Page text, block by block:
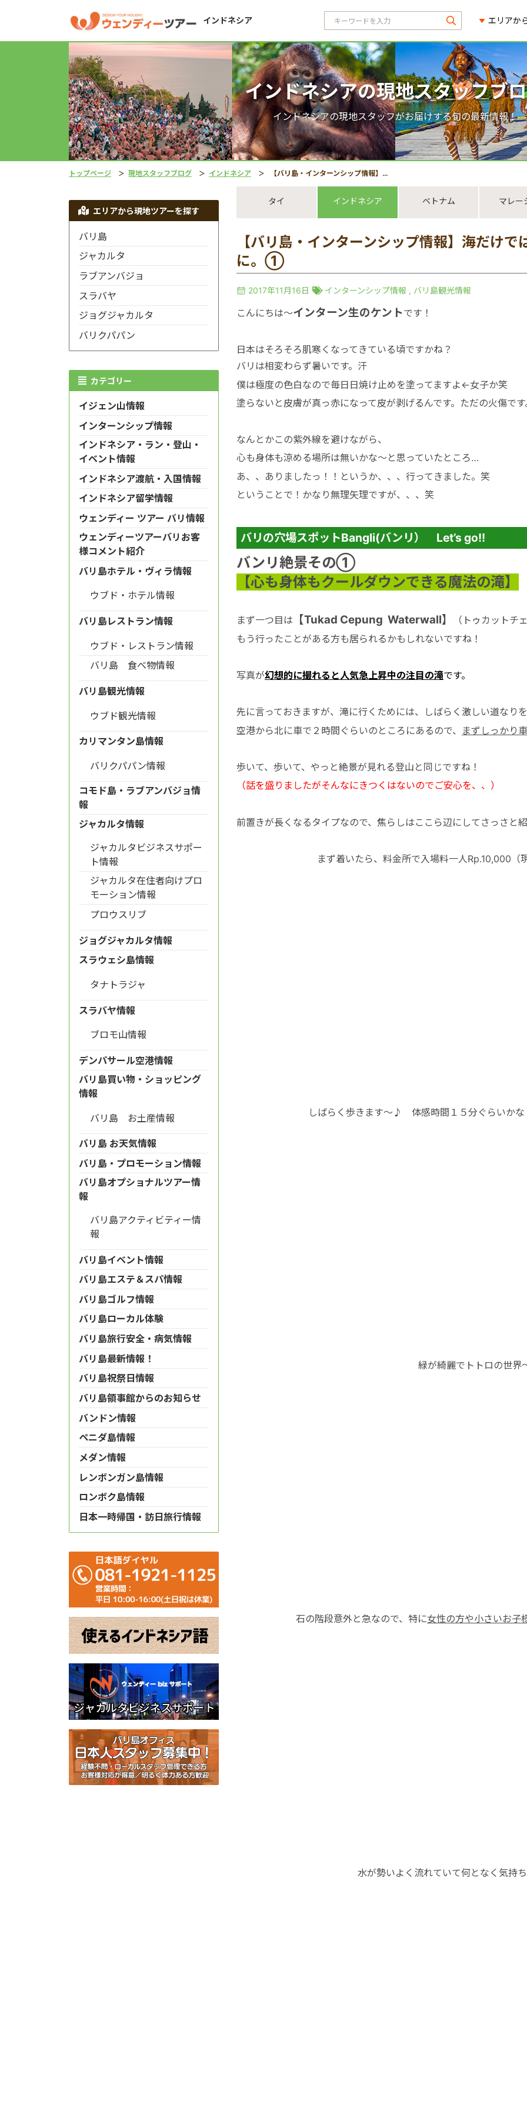
インドネシア エリアか
インドネシアの現地スタッフブ
インドネシアの現地スタッフがお届けする旬の最新情報！
トップページ 現地スタッフブログ インドネシア 【バリ島・インターンシップ情報】海だけではもったいない！バリ通は山に。➀
タイ インドネシア ベトナム マレー
【バリ島・インターンシップ情報】海だけ
に。➀
2017年11月16日 インターンシップ情報 , バリ島観光情報
こんにちは〜インターン生のケントです！
日本はそろそろ肌寒くなってきている頃ですかね？
バリは相変わらず暑いです。汗
僕は極度の色白なので毎日日焼け止めを塗ってますよ←女子か笑
塗らないと皮膚が真っ赤になって皮が剥げるんです。ただの火傷で
なんとかこの紫外線を避けながら、
心も身体も涼める場所は無いかな〜と思っていたところ…
あ、、ありましたっ！！というか、、、行ってきました。笑
ということで！かなり無理矢理ですが、、、笑
バリの穴場スポットBangli(バンリ） Let’s go!!
バンリ絶景その➀
【心も身体もクールダウンできる魔法の滝】
まず一つ目は 【Tukad Cepung Waterwall】
（トゥカットチ
もう行ったことがある方も居られるかもしれないですね！
写真が幻想的に撮れると人気急上昇中の注目の滝です。
先に言っておきますが、滝に行くためには、しばらく激しい道なり
空港から北に車で２時間ぐらいのところにあるので、
まずしっかり
歩いて、歩いて、やっと絶景が見れる登山と同じですね！
（話を盛りましたがそんなにきつくはないのでご安心を、、）
前置きが長くなるタイプなので、焦らしはここら辺にしてさっさと
まず着いたら、料金所で入場料一人Rp.10,000（
しばらく歩きます～♪ 体感時間１５分ぐらいか
緑が綺麗でトトロの世
石の階段意外と急なので、特に女性の方や小さいお子
水が勢いよく流れていて何となく気持
エリアから現地ツアーを探す
バリ島
ジャカルタ
ラブアンバジョ
スラバヤ
ジョグジャカルタ
バリクパパン
カテゴリー
イジェン山情報
インターンシップ情報
インドネシア・ラン・登山・
イベント情報
インドネシア渡航・入国情報
インドネシア留学情報
ウェンディー ツアー バリ情報
ウェンディーツアーバリお客
様コメント紹介
バリ島ホテル・ヴィラ情報
ウブド・ホテル情報
バリ島レストラン情報
ウブド・レストラン情報
バリ島 食べ物情報
バリ島観光情報
ウブド観光情報
カリマンタン島情報
バリクパパン情報
コモド島・ラブアンバジョ情
報
ジャカルタ情報
ジャカルタビジネスサポー
ト情報
ジャカルタ在住者向けプロ
モーション情報
プロウスリブ
ジョグジャカルタ情報
スラウェシ島情報
タナトラジャ
スラバヤ情報
ブロモ山情報
デンパサール空港情報
バリ島買い物・ショッピング
情報
バリ島 お土産情報
バリ島 お天気情報
バリ島・プロモーション情報
バリ島オプショナルツアー情
報
バリ島アクティビティー情
報
バリ島イベント情報
バリ島エステ＆スパ情報
バリ島ゴルフ情報
バリ島ローカル体験
バリ島旅行安全・病気情報
バリ島最新情報！
バリ島祝祭日情報
バリ島領事館からのお知らせ
バンドン情報
ペニダ島情報
メダン情報
レンボンガン島情報
ロンボク島情報
日本一時帰国・訪日旅行情報